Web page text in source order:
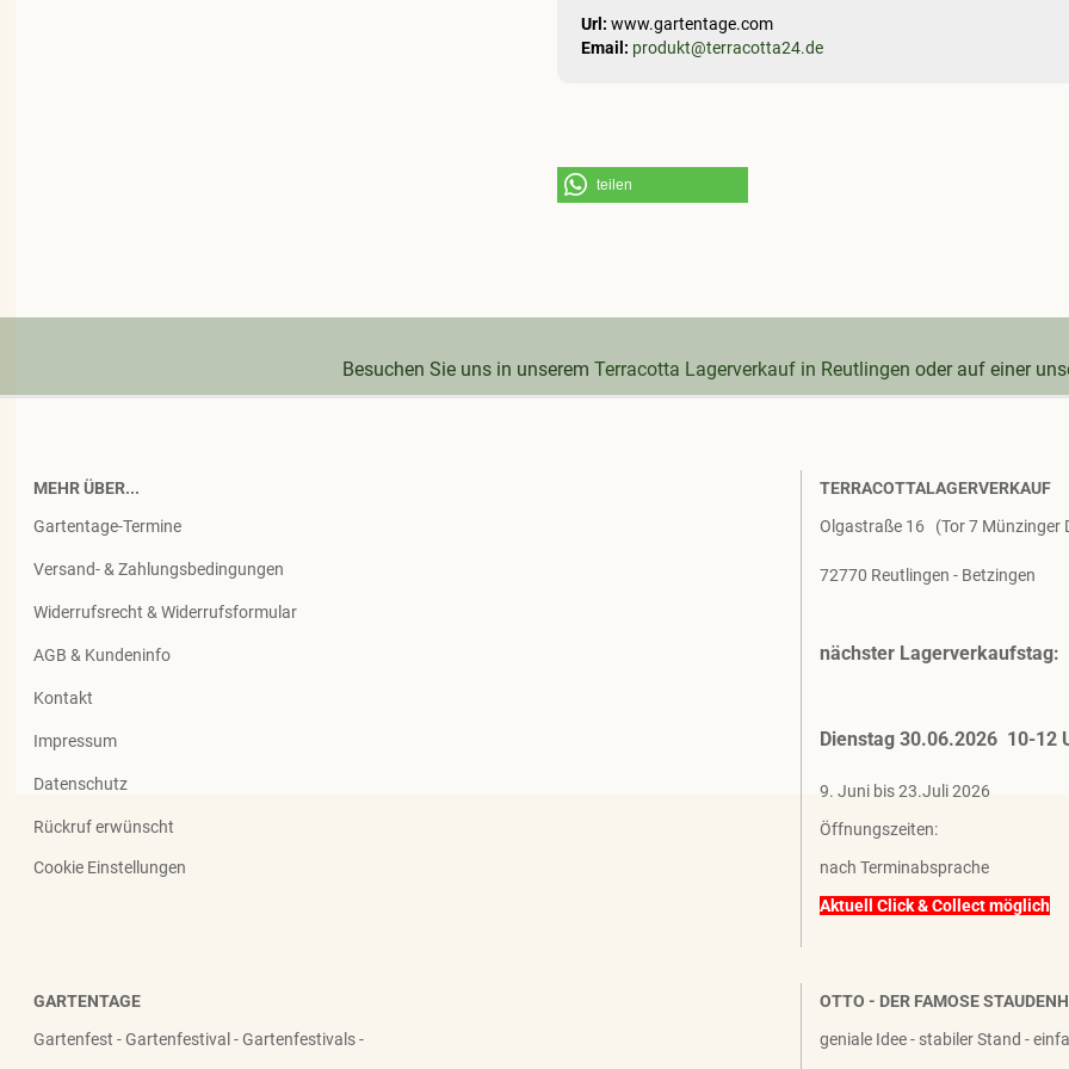
Url: www.gartentage.com
Email: produkt@terracotta24.de
teilen
Besuchen Sie uns in unseremTerracotta Lagerverkauf in Reutlingen oder auf einer
MEHR ÜBER...
Gartentage-Termine
Versand- & Zahlungsbedingungen
Widerrufsrecht & Widerrufsformular
AGB & Kundeninfo
Kontakt
Impressum
Datenschutz
Rückruf erwünscht
Cookie Einstellungen
TERRACOTTALAGERVERKAUF
Olgastraße 16 (Tor 7 Münzinger
72770 Reutlingen - Betzingen
nächster Lagerverkaufstag:
Dienstag 30.06.2026 10-12
9. Juni bis 23.Juli 2026
Öffnungszeiten:
nach Terminabsprache
Aktuell Click & Collect möglich
GARTENTAGE
Gartenfest - Gartenfestival - Gartenfestivals -
OTTO - DER FAMOSE
geniale Idee - stabiler Stand -